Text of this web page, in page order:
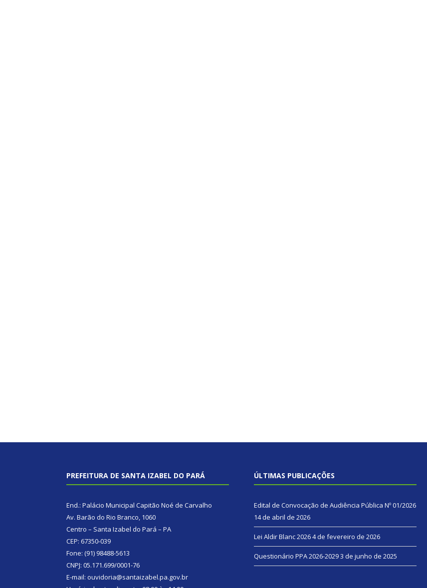
PREFEITURA DE SANTA IZABEL DO PARÁ
End.: Palácio Municipal Capitão Noé de Carvalho
Av. Barão do Rio Branco, 1060
Centro – Santa Izabel do Pará – PA
CEP: 67350-039
Fone: (91) 98488-5613
CNPJ: 05.171.699/0001-76
E-mail: ouvidoria@santaizabel.pa.gov.br
ÚLTIMAS PUBLICAÇÕES
Edital de Convocação de Audiência Pública Nº 01/2026
14 de abril de 2026
Lei Aldir Blanc 20264 de fevereiro de 2026
Questionário PPA 2026-20293 de junho de 2025